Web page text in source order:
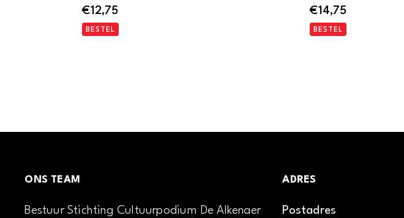
€12,75
BESTEL
€14,75
BESTEL
ONS TEAM
Bestuur Stichting Cultuurpodium De Alkenaer
ADRES
Postadres